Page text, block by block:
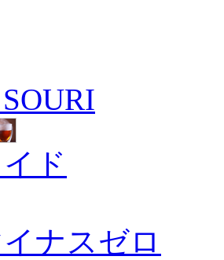
ド
ナスゼロ